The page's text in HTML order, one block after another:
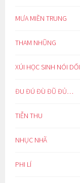
MƯA MIỀN TRUNG
THAM NHŨNG
XÚI HỌC SINH NÓI DỐI
ĐU ĐÚ ĐÙ ĐŨ ĐỦ…
TIỄN THU
NHỤC NHÃ
PHI LÍ